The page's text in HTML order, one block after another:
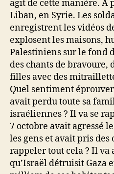
agit de cette manière. A
Liban, en Syrie. Les
enregistrent les vidéos
explosent les maisons,
Palestiniens sur le fond
des chants de bravoure,
filles avec des
Quel sentiment
avait perdu toute sa
israéliennes ? Il va se
7 octobre avait agressé
les gens et avait pris des
rappeler tout cela ? Il va
qu’Israël détruisit Gaza